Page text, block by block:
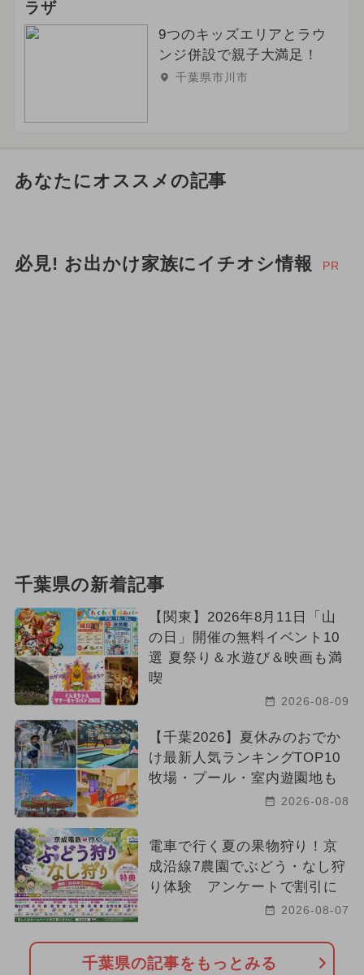
ラザ
9つのキッズエリアとラウ
ンジ併設で親子大満足！
千葉県市川市
あなたにオススメの記事
必見! お出かけ家族にイチオシ情報 PR
千葉県の新着記事
【関東】2026年8月11日「山
の日」開催の無料イベント10
選 夏祭り＆水遊び＆映画も満
喫
2026-08-09
【千葉2026】夏休みのおでか
け最新人気ランキングTOP10
牧場・プール・室内遊園地も
2026-08-08
電車で行く夏の果物狩り！京
成沿線7農園でぶどう・なし狩
り体験 アンケートで割引に
2026-08-07
千葉県の記事をもっとみる